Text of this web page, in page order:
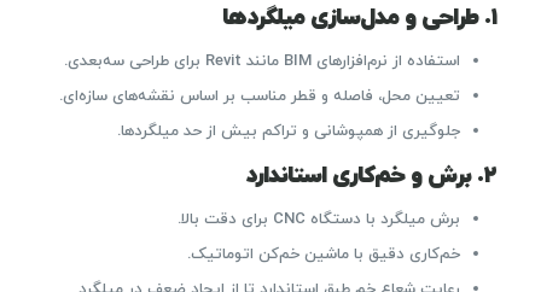
۱. طراحی و مدل‌سازی میلگردها
استفاده از نرم‌افزارهای BIM مانند Revit برای طراحی سه‌بعدی.
تعیین محل، فاصله و قطر مناسب بر اساس نقشه‌های سازه‌ای.
جلوگیری از همپوشانی و تراکم بیش از حد میلگردها.
۲. برش و خم‌کاری استاندارد
برش میلگرد با دستگاه CNC برای دقت بالا.
خم‌کاری دقیق با ماشین خم‌کن اتوماتیک.